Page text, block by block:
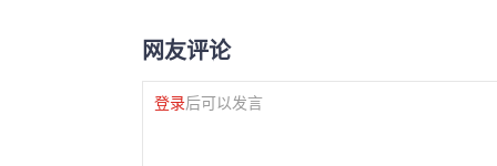
网友评论
登录后可以发言